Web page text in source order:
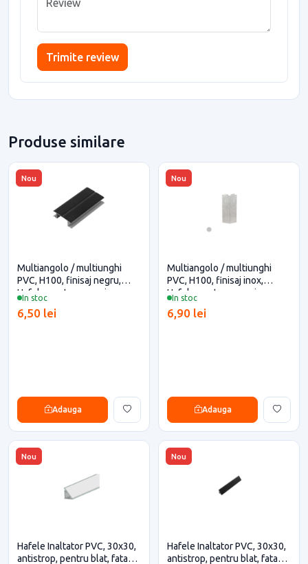
Trimite review
Produse similare
Nou
In stoc
Multiangolo / multiunghi
PVC, H100, finisaj negru,
Hafele pentru casa si
6,50 lei
Adauga
Nou
In stoc
Multiangolo / multiunghi
PVC, H100, finisaj inox,
Hafele pentru casa si
6,90 lei
Adauga
Nou
Hafele Inaltator PVC, 30x30,
antistrop, pentru blat, fata
Nou
Hafele Inaltator PVC, 30x30,
antistrop, pentru blat, fata